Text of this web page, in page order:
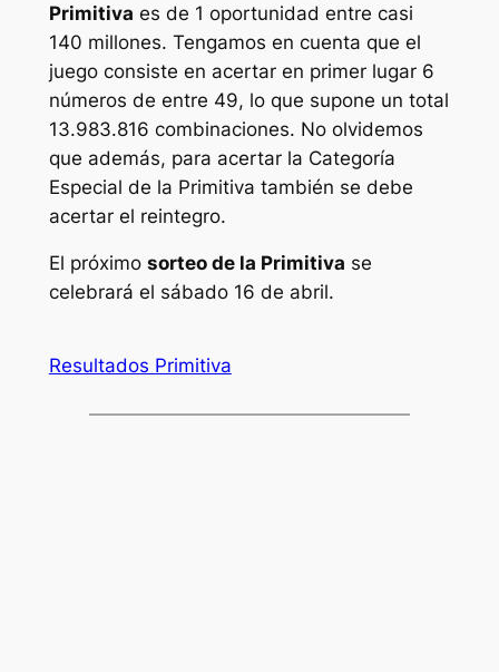
Primitiva es de 1 oportunidad entre casi
140 millones. Tengamos en cuenta que el
juego consiste en acertar en primer lugar 6
números de entre 49, lo que supone un total
13.983.816 combinaciones. No olvidemos
que además, para acertar la Categoría
Especial de la Primitiva también se debe
acertar el reintegro.
El próximo sorteo de la Primitiva se
celebrará el sábado 16 de abril.
Resultados Primitiva